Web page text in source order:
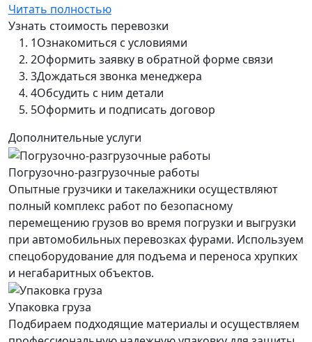
Читать полностью
Узнать стоимость перевозки
1Ознакомиться с условиями
2Оформить заявку в обратной форме связи
3Дождаться звонка менеджера
4Обсудить с ним детали
5Оформить и подписать договор
Дополнительные услуги
Погрузочно-разгрузочные работы
Опытные грузчики и такелажники осуществляют
полный комплекс работ по безопасному
перемещению грузов во время погрузки и выгрузки
при автомобильных перевозках фурами. Используем
спецоборудование для подъема и переноса хрупких
и негабаритных объектов.
Упаковка груза
Подбираем подходящие материалы и осуществляем